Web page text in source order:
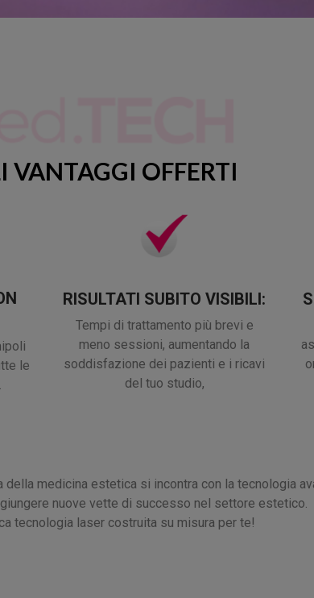
VANTAGGI OFFERTI
le
RISULTATI SUBITO VISIBILI:
Tempi di trattamento più brevi e
meno sessioni, aumentando la
soddisfazione dei pazienti e i ricavi
del tuo studio,
medicina estetica si incontra con la tecnologia
nuove vette di successo nel settore estetico.
tecnologia laser costruita su misura per te!